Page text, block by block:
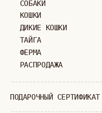
+7 (903) 253 22 53
Пн-Пт с 11:00 до 18:00
Попасть к нам в офис можно только
по предварительной записи
ПОЛИТИКА КОНФИДЕНЦИАЛЬНОСТИ
ПАВЛОВСКАЯ, 18С2